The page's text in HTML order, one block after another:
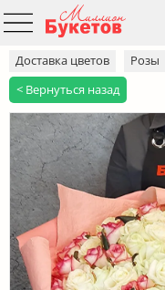
Доставка цветов Розы
< Вернуться назад